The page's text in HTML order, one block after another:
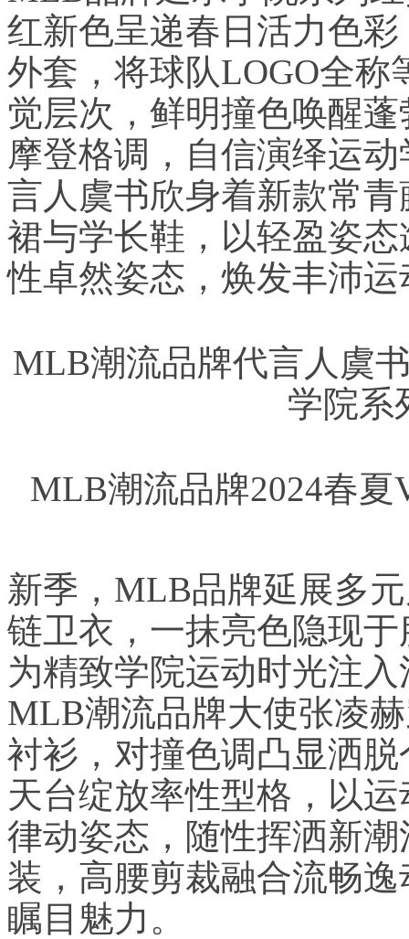
红新色呈递春日活力色
外套，将球队LOGO全
觉层次，鲜明撞色唤醒
摩登格调，自信演绎运
言人虞书欣身着新款常
裙与学长鞋，以轻盈姿
性卓然姿态，焕发丰沛
MLB潮流品牌代言人虞
学院系
MLB潮流品牌2024春
新季，MLB品牌延展多
链卫衣，一抹亮色隐现
为精致学院运动时光注
MLB潮流品牌大使张凌
衬衫，对撞色调凸显洒
天台绽放率性型格，以
律动姿态，随性挥洒新
装，高腰剪裁融合流畅
瞩目魅力。